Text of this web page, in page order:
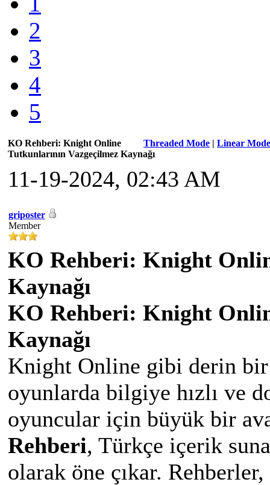
2
3
4
5
Threaded Mode | Linear Mode
KO Rehberi: Knight Online
Tutkunlarının Vazgeçilmez Kaynağı
11-19-2024, 02:43 AM
griposter
Member
KO Rehberi: Knight
Kaynağı
KO Rehberi: Knight
Kaynağı
Knight Online gibi derin
oyunlarda bilgiye hızlı ve
oyuncular için büyük bir
Rehberi, Türkçe içerik
olarak öne çıkar.